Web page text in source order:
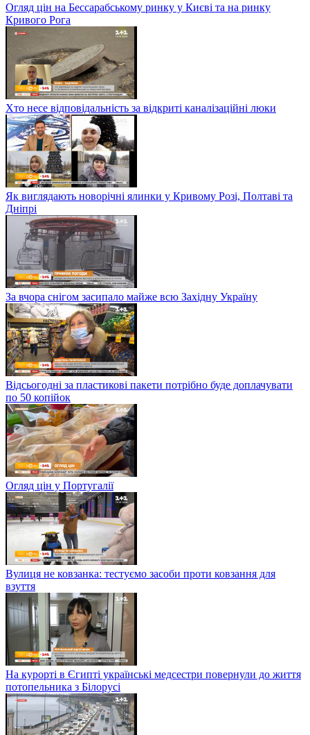
Огляд цін на Бессарабському ринку у Києві та на ринку
Кривого Рога
Хто несе відповідальність за відкриті каналізаційні люки
Як виглядають новорічні ялинки у Кривому Розі, Полтаві та
Дніпрі
За вчора снігом засипало майже всю Західну Україну
Відсьогодні за пластикові пакети потрібно буде доплачувати
по 50 копійок
Огляд цін у Португалії
Вулиця не ковзанка: тестуємо засоби проти ковзання для
взуття
На курорті в Єгипті українські медсестри повернули до життя
потопельника з Білорусі